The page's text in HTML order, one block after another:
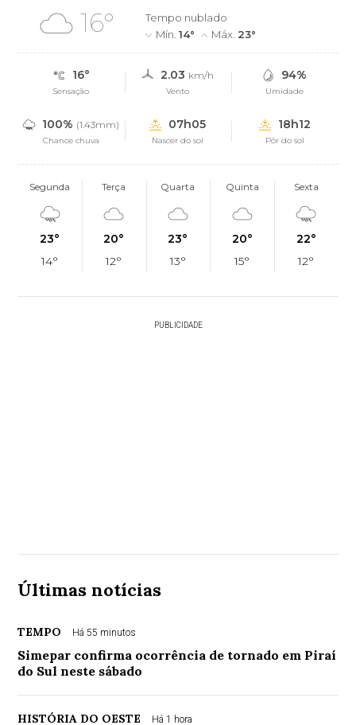
16°
Tempo nublado
Mín.14° Máx. 23°
16°
Sensação
2.03 km/h
Vento
94%
Umidade
100% (1.43mm)
Chance chuva
07h05
Nascer do sol
18h12
Pôr do sol
Segunda
23°
14°
Terça
20°
12°
Quarta
23°
13°
Quinta
20°
15°
Sexta
22°
12°
PUBLICIDADE
Últimas notícias
TEMPO Há 55 minutos
Simepar confirma ocorrência de tornado em Piraí
do Sul neste sábado
HISTÓRIA DO OESTE Há 1 hora